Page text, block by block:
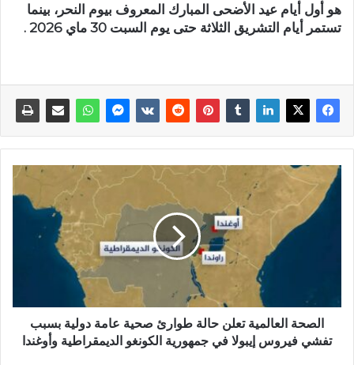
هو أول أيام عيد الأضحى المبارك المعروف بيوم النحر، بينما
تستمر أيام التشريق الثلاثة حتى يوم السبت 30 ماي 2026 .
الصحة العالمية تعلن حالة طوارئ صحية عامة دولية بسبب
تفشي فيروس إيبولا في جمهورية الكونغو الديمقراطية وأوغندا